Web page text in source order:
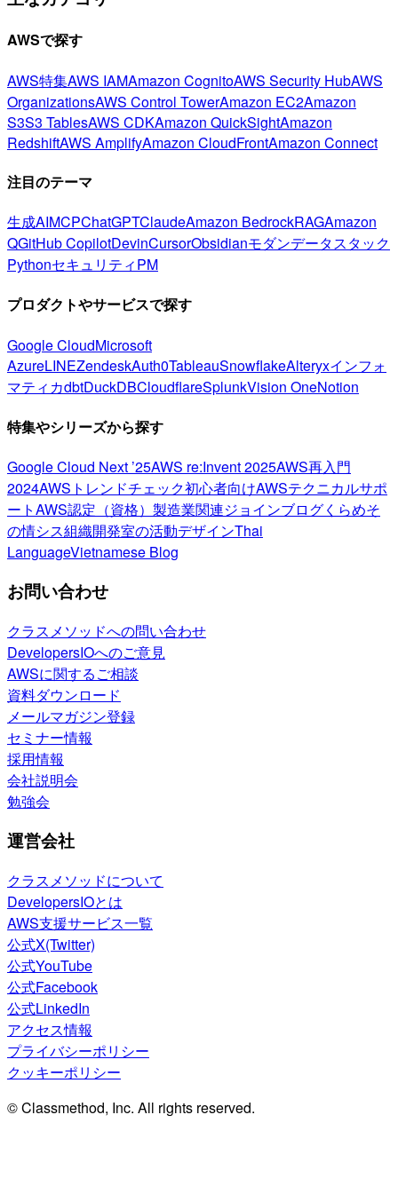
AWSで探す
AWS特集AWS IAMAmazon CognitoAWS Security HubAWS
OrganizationsAWS Control TowerAmazon EC2Amazon
S3S3 TablesAWS CDKAmazon QuickSightAmazon
RedshiftAWS AmplifyAmazon CloudFrontAmazon Connect
注目のテーマ
生成AIMCPChatGPTClaudeAmazon BedrockRAGAmazon
QGitHub CopilotDevinCursorObsidianモダンデータスタック
PythonセキュリティPM
プロダクトやサービスで探す
Google CloudMicrosoft
AzureLINEZendeskAuth0TableauSnowflakeAlteryxインフォ
マティカdbtDuckDBCloudflareSplunkVision OneNotion
特集やシリーズから探す
Google Cloud Next ’25AWS re:Invent 2025AWS再入門
2024AWSトレンドチェック初心者向けAWSテクニカルサポ
ートAWS認定（資格） 製造業関連ジョインブログくらめそ
の情シス組織開発室の活動デザインThai
LanguageVietnamese Blog
お問い合わせ
クラスメソッドへの問い合わせ
DevelopersIOへのご意見
AWSに関するご相談
資料ダウンロード
メールマガジン登録
セミナー情報
採用情報
会社説明会
勉強会
運営会社
クラスメソッドについて
DevelopersIOとは
AWS支援サービス一覧
公式X(Twitter)
公式YouTube
公式Facebook
公式LinkedIn
アクセス情報
プライバシーポリシー
クッキーポリシー
© Classmethod, Inc. All rights reserved.